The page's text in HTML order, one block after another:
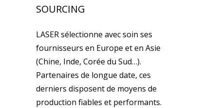
SOURCING
LASER sélectionne avec soin ses
fournisseurs en Europe et en Asie
(Chine, Inde, Corée du Sud…).
Partenaires de longue date, ces
derniers disposent de moyens de
production fiables et performants.